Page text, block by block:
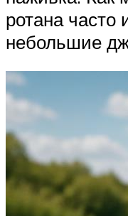
ротана часто
небольшие